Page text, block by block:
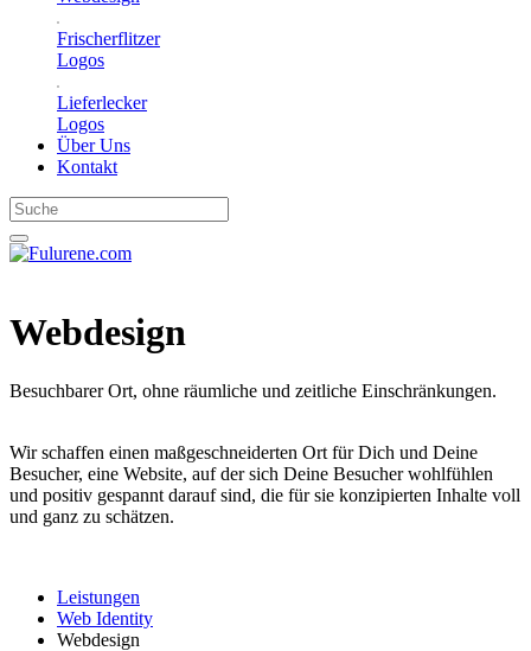
Frischerflitzer
Logos
Lieferlecker
Logos
Über Uns
Kontakt
Webdesign
Besuchbarer Ort, ohne räumliche und zeitliche Einschränkungen.
Wir schaffen einen maßgeschneiderten Ort für Dich und Deine
Besucher, eine Website, auf der sich Deine Besucher wohlfühlen
und positiv gespannt darauf sind, die für sie konzipierten Inhalte voll
und ganz zu schätzen.
Leistungen
Web Identity
Webdesign